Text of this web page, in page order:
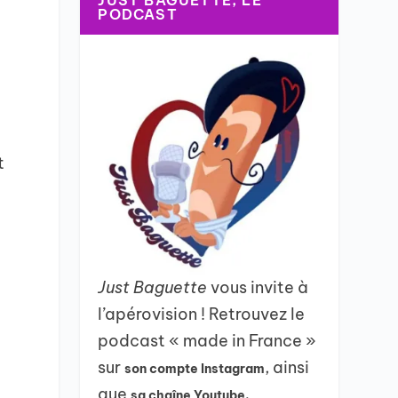
PODCAST
Just Baguettevous invite à
l’apérovision ! Retrouvez le
podcast « made in France »
surson compte Instagram, ainsi